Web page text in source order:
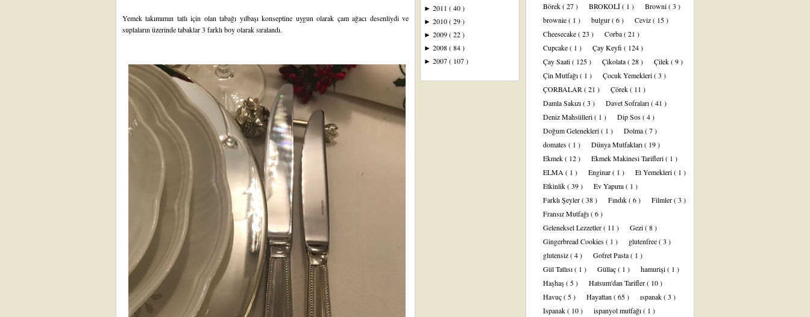
Yemek takımımın tatlı için olan tabağı yılbaşı konseptine uygun olarak çam ağacı desenliydi ve
suplaların üzerinde tabaklar 3 farklı boy olarak sıralandı.
► 2011 ( 40 )
► 2010( 29 )
► 2009( 22 )
► 2008( 84 )
► 2007( 107 )
Börek( 27 ) BROKOLİ( 1 ) Browni( 3 )
brownie( 1 ) bulgur( 6 ) Ceviz( 15 )
Cheesecake( 23 ) Corba( 21 )
Cupcake( 1 ) Çay Keyfi ( 124 )
Çay Saati( 125 ) Çikolata( 28 ) Çilek( 9 )
Çin Mutfağı( 1 ) Çocuk Yemekleri( 3 )
ÇORBALAR ( 21 ) Çörek( 11 )
Damla Sakızı( 3 ) Davet Sofraları( 41 )
Deniz Mahsülleri( 1 ) Dip Sos( 4 )
Doğum Gelenekleri( 1 ) Dolma( 7 )
domates( 1 ) Dünya Mutfakları( 19 )
Ekmek( 12 ) Ekmek Makinesi Tarifleri( 1 )
ELMA ( 1 ) Enginar( 1 ) Et Yemekleri( 1 )
Etkinlik( 39 ) Ev Yapımı( 1 )
Farklı Şeyler( 38 ) Fındık( 6 ) Filmler( 3 )
Fransız Mutfağı( 6 )
Geleneksel Lezzetler( 11 ) Gezi( 8 )
Gingerbread Cookies( 1 ) glutenfree( 3 )
glutensiz( 4 ) Gofret Pasta( 1 )
Gül Tatlısı( 1 ) Güllaç( 1 ) hamurişi( 1 )
Haşhaş( 5 ) Hatsum'dan Tarifler( 10 )
Havuç( 5 ) Hayattan ( 65 ) ıspanak( 3 )
Ispanak( 10 ) ispanyol mutfağı( 1 )